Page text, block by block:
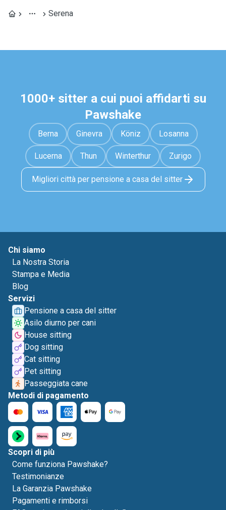
Serena
1000+ sitter a cui puoi affidarti su
Pawshake
Berna Ginevra Köniz Losanna
Lucerna Thun Winterthur Zurigo
Migliori città per pensione a casa del sitter
Chi siamo
La Nostra Storia
Stampa e Media
Blog
Servizi
Pensione a casa del sitter
Asilo diurno per cani
House sitting
Dog sitting
Cat sitting
Pet sitting
Passeggiata cane
Metodi di pagamento
Scopri di più
Come funziona Pawshake?
Testimonianze
La Garanzia Pawshake
Pagamenti e rimborsi